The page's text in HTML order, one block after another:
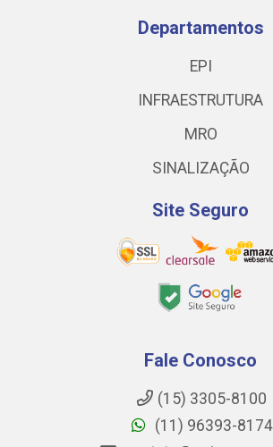
Departamentos
EPI
INFRAESTRUTURA
MRO
SINALIZAÇÃO
Site Seguro
Fale Conosco
(15) 3305-8100
(11) 96393-8174